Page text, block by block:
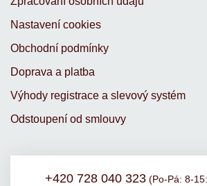
Nastavení cookies
Obchodní podmínky
Doprava a platba
Výhody registrace a slevový systém
Odstoupení od smlouvy
+420 728 040 323 (Po-Pá: 8-